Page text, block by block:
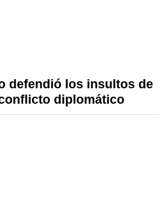
defendió los insultos de
diplomático